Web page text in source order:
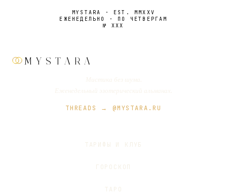
MYSTARA · EST. MMXXV
ЕЖЕНЕДЕЛЬНО · ПО ЧЕТВЕРГАМ
№ XXX
MYSTARA
THREADS → @MYSTARA.RU
ТАРИФЫ И КЛУБ
ГОРОСКОП
ТАРО